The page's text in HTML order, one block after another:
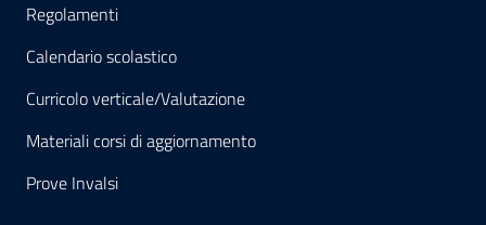
Regolamenti
Calendario scolastico
Curricolo verticale/Valutazione
Materiali corsi di aggiornamento
Prove Invalsi